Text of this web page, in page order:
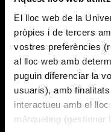
El lloc web de la
pròpies i de tercers
vostres preferències
al lloc web amb
puguin diferenciar la
usuaris), amb
interactueu amb el
màrqueting (gestionar